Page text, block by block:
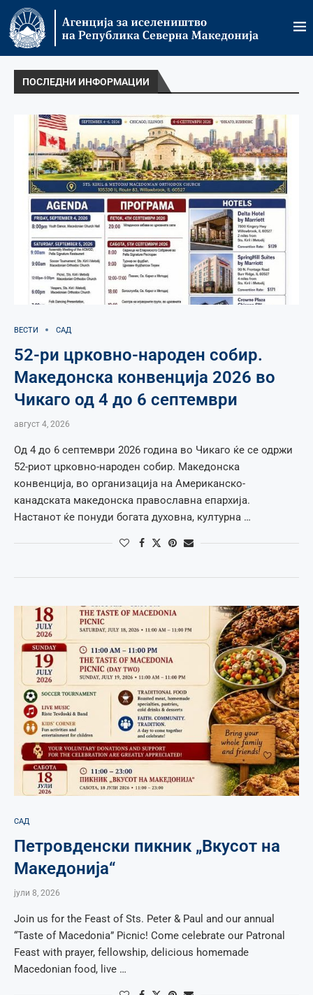
ПОСЛЕДНИ ИНФОРМАЦИИ
ВЕСТИ САД
52-ри црковно-народен собир.
Македонска конвенција 2026 во
Чикаго од 4 до 6 септември
август 4, 2026
Од 4 до 6 септември 2026 година во Чикаго ќе се одржи
52-риот црковно-народен собир. Македонска
конвенција, во организација на Американско-
канадската македонска православна епархија.
Настанот ќе понуди богата духовна, културна …
САД
Петровденски пикник „Вкусот на
Македонија“
јули 8, 2026
Join us for the Feast of Sts. Peter & Paul and our annual
“Taste of Macedonia” Picnic! Come celebrate our Patronal
Feast with prayer, fellowship, delicious homemade
Macedonian food, live …